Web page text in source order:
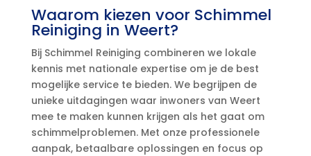
Waarom kiezen voor Schimmel
Reiniging in Weert?
Bij Schimmel Reiniging combineren we lokale
kennis met nationale expertise om je de best
mogelijke service te bieden.​ We begrijpen de
unieke uitdagingen waar inwoners van Weert
mee te maken kunnen krijgen als het gaat om
schimmelproblemen.​ Met onze professionele
aanpak, betaalbare oplossingen en focus op